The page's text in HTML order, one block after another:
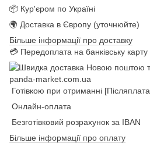
📦 Кур'єром по Україні
🌍 Доставка в Європу (уточнюйте)
Більше інформації про доставку
💳 Передоплата на банківську
Готівкою при отриманні
Онлайн-оплата
Безготівковий розрахунок за IBAN
Більше інформації про оплату